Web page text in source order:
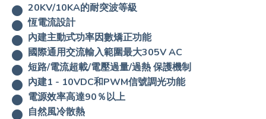
20KV/10KA的耐突波等級
恆電流設計
內建主動式功率因數矯正功能
國際通用交流輸入範圍最大305V AC
短路/電流超載/電壓過量/過熱 保護機制
內建1 - 10VDC和PWM信號調光功能
電源效率高達90％以上
自然風冷散熱